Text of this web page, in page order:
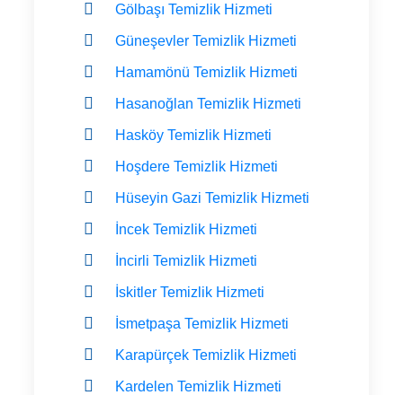
Gölbaşı Temizlik Hizmeti
Güneşevler Temizlik Hizmeti
Hamamönü Temizlik Hizmeti
Hasanoğlan Temizlik Hizmeti
Hasköy Temizlik Hizmeti
Hoşdere Temizlik Hizmeti
Hüseyin Gazi Temizlik Hizmeti
İncek Temizlik Hizmeti
İncirli Temizlik Hizmeti
İskitler Temizlik Hizmeti
İsmetpaşa Temizlik Hizmeti
Karapürçek Temizlik Hizmeti
Kardelen Temizlik Hizmeti